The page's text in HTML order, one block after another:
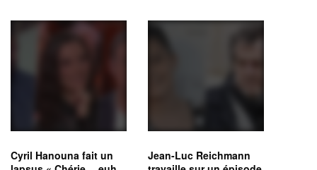
Cyril Hanouna fait un
Jean-Luc Reichmann